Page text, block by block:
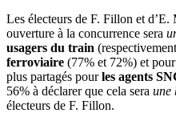
Les électeurs de F. Fillon et d’E.
ouverture à la concurrence sera
usagers du train
ferroviaire (77% et 72%) et pour
plus partagés pourles agents
56% à déclarer que cela sera une
électeurs de F. Fillon.